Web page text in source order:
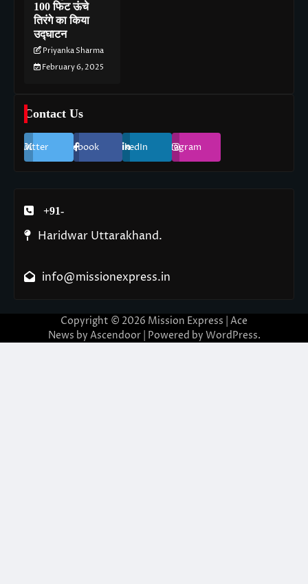
100 फिट ऊंचे
तिरंगे का किया
उद्घाटन
Priyanka Sharma
February 6, 2025
Contact Us
Twitter Facebook LinkedIn Instagram
+91-
Haridwar Uttarakhand.
info@missionexpress.in
Copyright © 2026 Mission Express | Ace
News by Ascendoor| Powered by WordPress.